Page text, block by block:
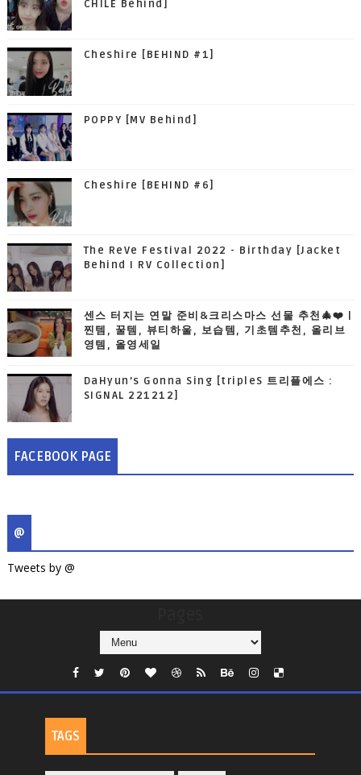
CHILE Behind]
Cheshire [BEHIND #1]
POPPY [MV Behind]
Cheshire [BEHIND #6]
The ReVe Festival 2022 - Birthday [Jacket
Behind I RV Collection]
센스 터지는 연말 준비&크리스마스 선물 추천🎄❤️ |
찐템, 꿀템, 뷰티하울, 보습템, 기초템추천, 올리브
영템, 올영세일
DaHyun’s Gonna Sing [tripleS 트리플에스 :
SIGNAL 221212]
FACEBOOK PAGE
@
Tweets by @
TAGS